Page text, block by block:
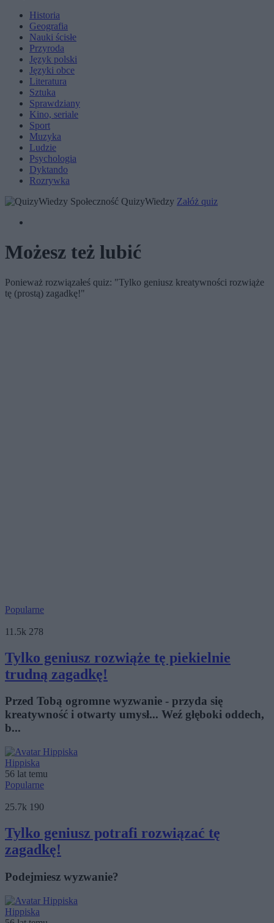
Historia
Geografia
Nauki ścisłe
Przyroda
Język polski
Języki obce
Literatura
Sztuka
Sprawdziany
Kino, seriale
Sport
Muzyka
Ludzie
Psychologia
Dyktando
Rozrywka
Społeczność QuizyWiedzy Załóż quiz
Możesz też lubić
Ponieważ rozwiązałeś quiz: "Tylko geniusz kreatywności rozwiąże
tę (prostą) zagadkę!"
Popularne
11.5k 278
Tylko geniusz rozwiąże tę piekielnie
trudną zagadkę!
Przed Tobą ogromne wyzwanie - przyda się
kreatywność i otwarty umysł... Weź głęboki oddech,
b...
Hippiska
56 lat temu
Popularne
25.7k 190
Tylko geniusz potrafi rozwiązać tę
zagadkę!
Podejmiesz wyzwanie?
Hippiska